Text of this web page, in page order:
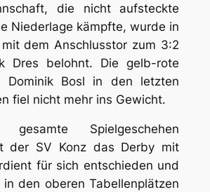
die nicht aufsteckte
Niederlage kämpfte, wurde in
dem Anschlusstor zum 3:2
Dres belohnt. Die gelb-rote
Dominik Bosl in den letzten
fiel nicht mehr ins Gewicht.
Spielgeschehen
der SV Konz das Derby mit
für sich entschieden und
den oberen Tabellenplätzen